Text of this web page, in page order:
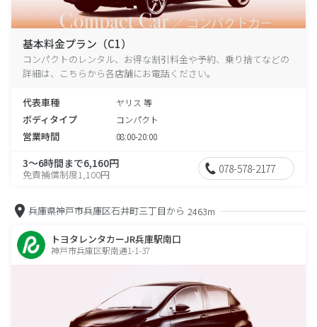
基本料金プラン（C1）
コンパクトのレンタル、お得な割引料金や予約、乗り捨てなどの
詳細は、こちらから各店舗にお電話ください。
代表車種 ヤリス 等
ボディタイプ コンパクト
営業時間 08:00-20:00
3～6時間まで6,160円
免責補償制度1,100円 078-578-2177
兵庫県神戸市兵庫区石井町三丁目から 2463m
トヨタレンタカーJR兵庫駅南口
神戸市兵庫区駅南通1-1-37